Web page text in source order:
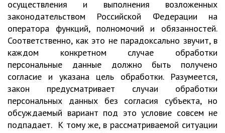
осуществления и выполнения возложенных
законодательством Российской Федерации на
оператора функций, полномочий и обязанностей.
Соответственно, как это не парадоксально звучит, в
каждом конкретном случае обработки
персональные данные должно быть получено
согласие и указана цель обработки. Разумеется,
закон предусматривает случаи обработки
персональных данных без согласия субъекта, но
обсуждаемый вариант под это условие совсем не
подпадает. К тому же, в рассматриваемой ситуации